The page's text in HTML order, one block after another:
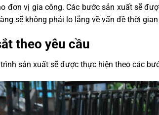
đơn vị gia công. Các bước sản xuất sẽ
sẽ không phải lo lắng về vấn đề thời
theo yêu cầu
sản xuất sẽ được thực hiện theo các